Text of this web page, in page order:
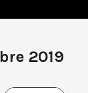
2019